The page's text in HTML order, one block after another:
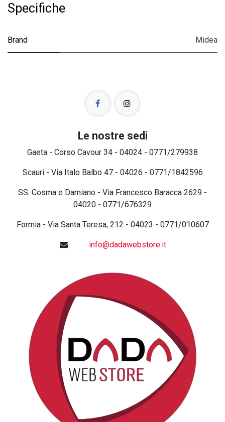
Specifiche
Brand Midea
Le nostre sedi
Gaeta - Corso Cavour 34 - 04024 - 0771/279938
Scauri - Via Italo Balbo 47 - 04026 - 0771/1842596
SS. Cosma e Damiano - Via Francesco Baracca 2629 -
04020 - 0771/676329
Formia - Via Santa Teresa, 212 - 04023 - 0771/010607
info@dadawebstore.it